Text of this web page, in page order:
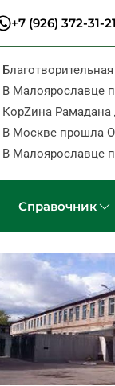
+7 (926) 372-31-21
В Малоярославце
КорZина Рамадана
В Москве прошла
В Малоярославце
Справочник